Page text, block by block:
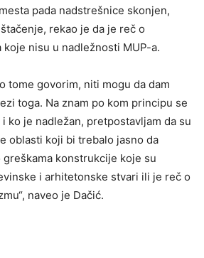
pada nadstrešnice skonjen,
rekao je da je reč o
nisu u nadležnosti MUP-a.
tome govorim, niti mogu da dam
toga. Na znam po kom principu se
ko je nadležan, pretpostavljam da su
oblasti koji bi trebalo jasno da
konstrukcije koje su
i arhitetonske stvari ili je reč o
naveo je Dačić.